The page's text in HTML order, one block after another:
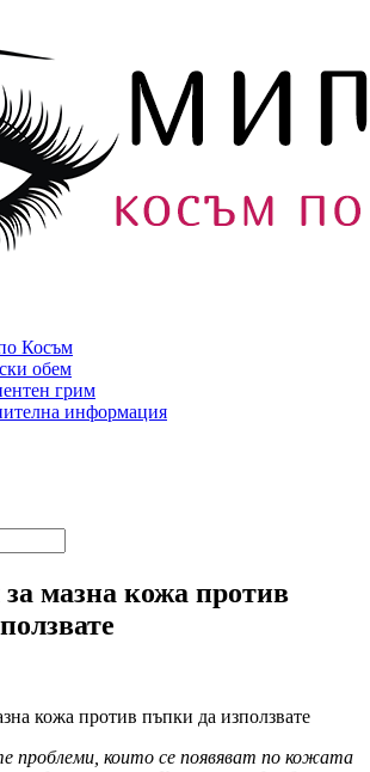
Косъм
обем
грим
информация
мазна кожа против
проблеми, които се появяват по кожата